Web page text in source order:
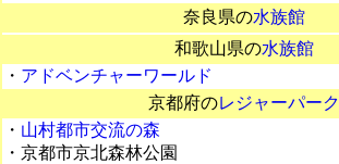
奈良県の水族館
和歌山県の水族館
・ アドベンチャーワールド
京都府のレジャーパーク
・ 山村都市交流の森
・京都市京北森林公園